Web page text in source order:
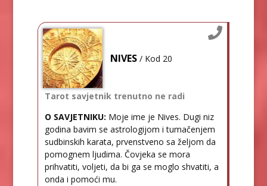
NIVES / Kod 20
Tarot savjetnik trenutno ne radi
O SAVJETNIKU: Moje ime je Nives. Dugi niz
godina bavim se astrologijom i tumačenjem
sudbinskih karata, prvenstveno sa željom da
pomognem ljudima. Čovjeka se mora
prihvatiti, voljeti, da bi ga se moglo shvatiti, a
onda i pomoći mu.